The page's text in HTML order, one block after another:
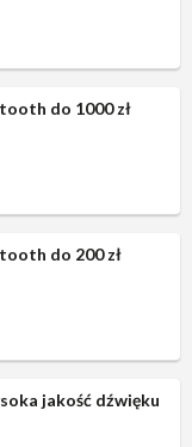
do 1000 zł
do 200 zł
jakość dźwięku